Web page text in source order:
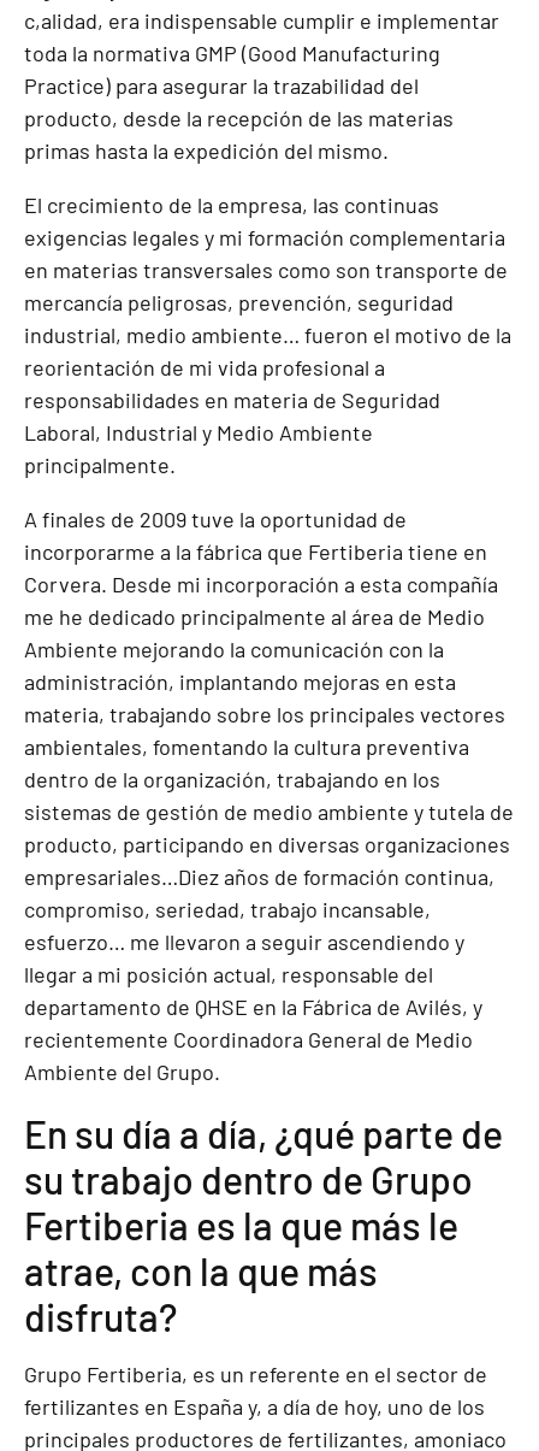
c,alidad, era indispensable cumplir e implementar
toda la normativa GMP (Good Manufacturing
Practice) para asegurar la trazabilidad del
producto, desde la recepción de las materias
primas hasta la expedición del mismo.
El crecimiento de la empresa, las continuas
exigencias legales y mi formación complementaria
en materias transversales como son transporte de
mercancía peligrosas, prevención, seguridad
industrial, medio ambiente… fueron el motivo de la
reorientación de mi vida profesional a
responsabilidades en materia de Seguridad
Laboral, Industrial y Medio Ambiente
principalmente.
A finales de 2009 tuve la oportunidad de
incorporarme a la fábrica que Fertiberia tiene en
Corvera. Desde mi incorporación a esta compañía
me he dedicado principalmente al área de Medio
Ambiente mejorando la comunicación con la
administración, implantando mejoras en esta
materia, trabajando sobre los principales vectores
ambientales, fomentando la cultura preventiva
dentro de la organización, trabajando en los
sistemas de gestión de medio ambiente y tutela de
producto, participando en diversas organizaciones
empresariales…Diez años de formación continua,
compromiso, seriedad, trabajo incansable,
esfuerzo… me llevaron a seguir ascendiendo y
llegar a mi posición actual, responsable del
departamento de QHSE en la Fábrica de Avilés, y
recientemente Coordinadora General de Medio
Ambiente del Grupo.
En su día a día, ¿qué parte de
su trabajo dentro de Grupo
Fertiberia es la que más le
atrae, con la que más
disfruta?
Grupo Fertiberia, es un referente en el sector de
fertilizantes en España y, a día de hoy, uno de los
principales productores de fertilizantes, amoniaco